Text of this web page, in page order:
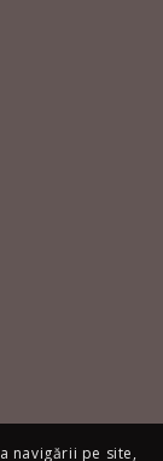
navigării pe site,